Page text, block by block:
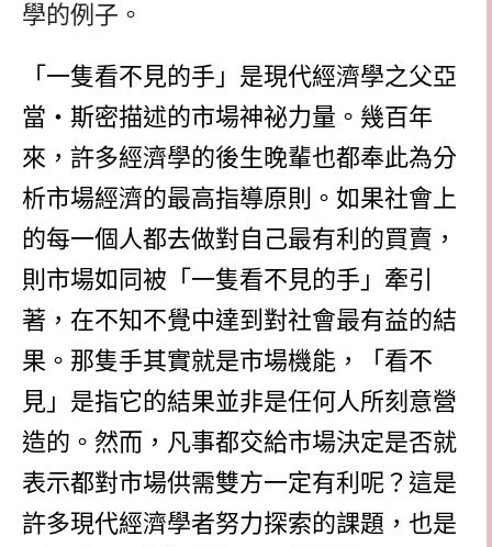
學的例子。
「一隻看不見的手」是現代經濟學之父亞
當‧斯密描述的市場神祕力量。幾百年
來，許多經濟學的後生晚輩也都奉此為分
析市場經濟的最高指導原則。如果社會上
的每一個人都去做對自己最有利的買賣，
則市場如同被「一隻看不見的手」牽引
著，在不知不覺中達到對社會最有益的結
果。那隻手其實就是市場機能，「看不
見」是指它的結果並非是任何人所刻意營
造的。然而，凡事都交給市場決定是否就
表示都對市場供需雙方一定有利呢？這是
許多現代經濟學者努力探索的課題，也是